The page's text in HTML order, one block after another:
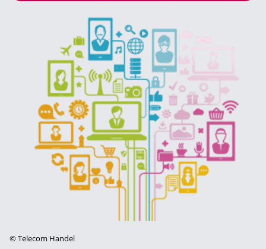
©Telecom Handel